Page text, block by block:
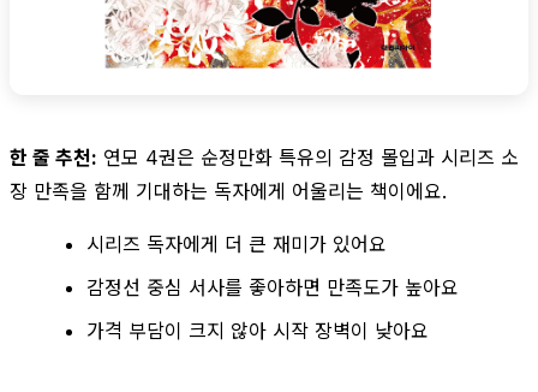
한 줄 추천: 연모 4권은 순정만화 특유의 감정 몰입과 시리즈 소
장 만족을 함께 기대하는 독자에게 어울리는 책이에요.
시리즈 독자에게 더 큰 재미가 있어요
감정선 중심 서사를 좋아하면 만족도가 높아요
가격 부담이 크지 않아 시작 장벽이 낮아요